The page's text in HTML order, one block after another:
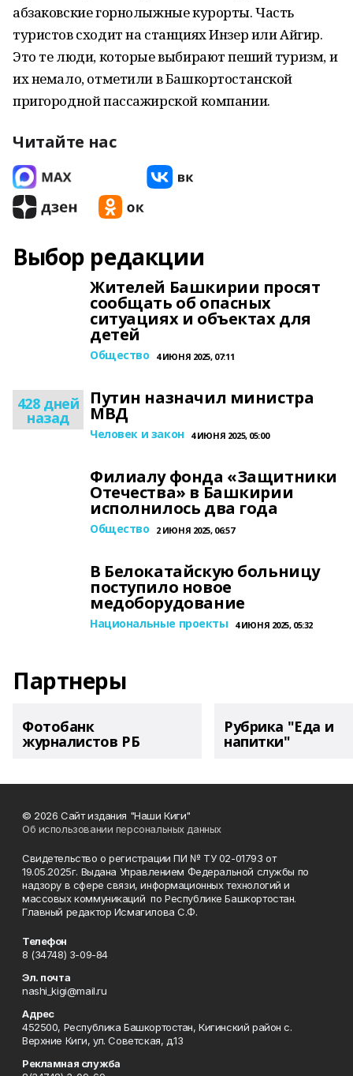
абзаковские горнолыжные курорты. Часть
туристов сходит на станциях Инзер или Айгир.
Это те люди, которые выбирают пеший туризм, и
их немало, отметили в Башкортостанской
пригородной пассажирской компании.
Читайте нас
Выбор редакции
Жителей Башкирии просят
сообщать об опасных
ситуациях и объектах для
детей
Общество 4 ИЮНЯ 2025, 07:11
428 дней
назад
Путин назначил министра
МВД
Человек и закон 4 ИЮНЯ 2025, 05:00
Филиалу фонда «Защитники
Отечества» в Башкирии
исполнилось два года
Общество 2 ИЮНЯ 2025, 06:57
В Белокатайскую больницу
поступило новое
медоборудование
Национальные проекты 4 ИЮНЯ 2025, 05:32
Партнеры
Фотобанк
журналистов РБ
Рубрика "Еда и
напитки"
© 2026 Сайт издания "Наши Киги"
Об использовании персональных данных
Свидетельство о регистрации ПИ № ТУ 02-01793 от
19.05.2025г. Выдана Управлением Федеральной службы по
надзору в сфере связи, информационных технологий и
массовых коммуникаций по Республике Башкортостан.
Главный редактор Исмагилова С.Ф.
Телефон
8 (34748) 3-09-84
Эл. почта
nashi_kigi@mail.ru
Адрес
452500, Республика Башкортостан, Кигинский район с.
Верхние Киги, ул. Советская, д.13
Рекламная служба